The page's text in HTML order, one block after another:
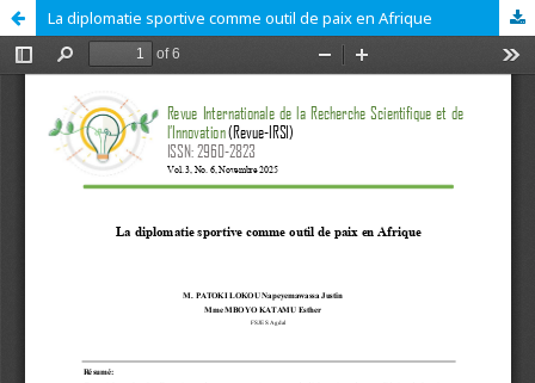
La diplomatie sportive comme outil de paix en Afrique